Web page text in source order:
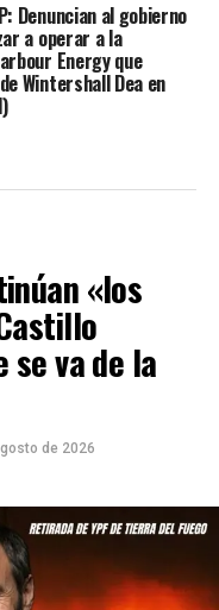
Denuncian al gobierno
a operar a la
Energy que
Wintershall Dea en
«los
se va de la
de 2026